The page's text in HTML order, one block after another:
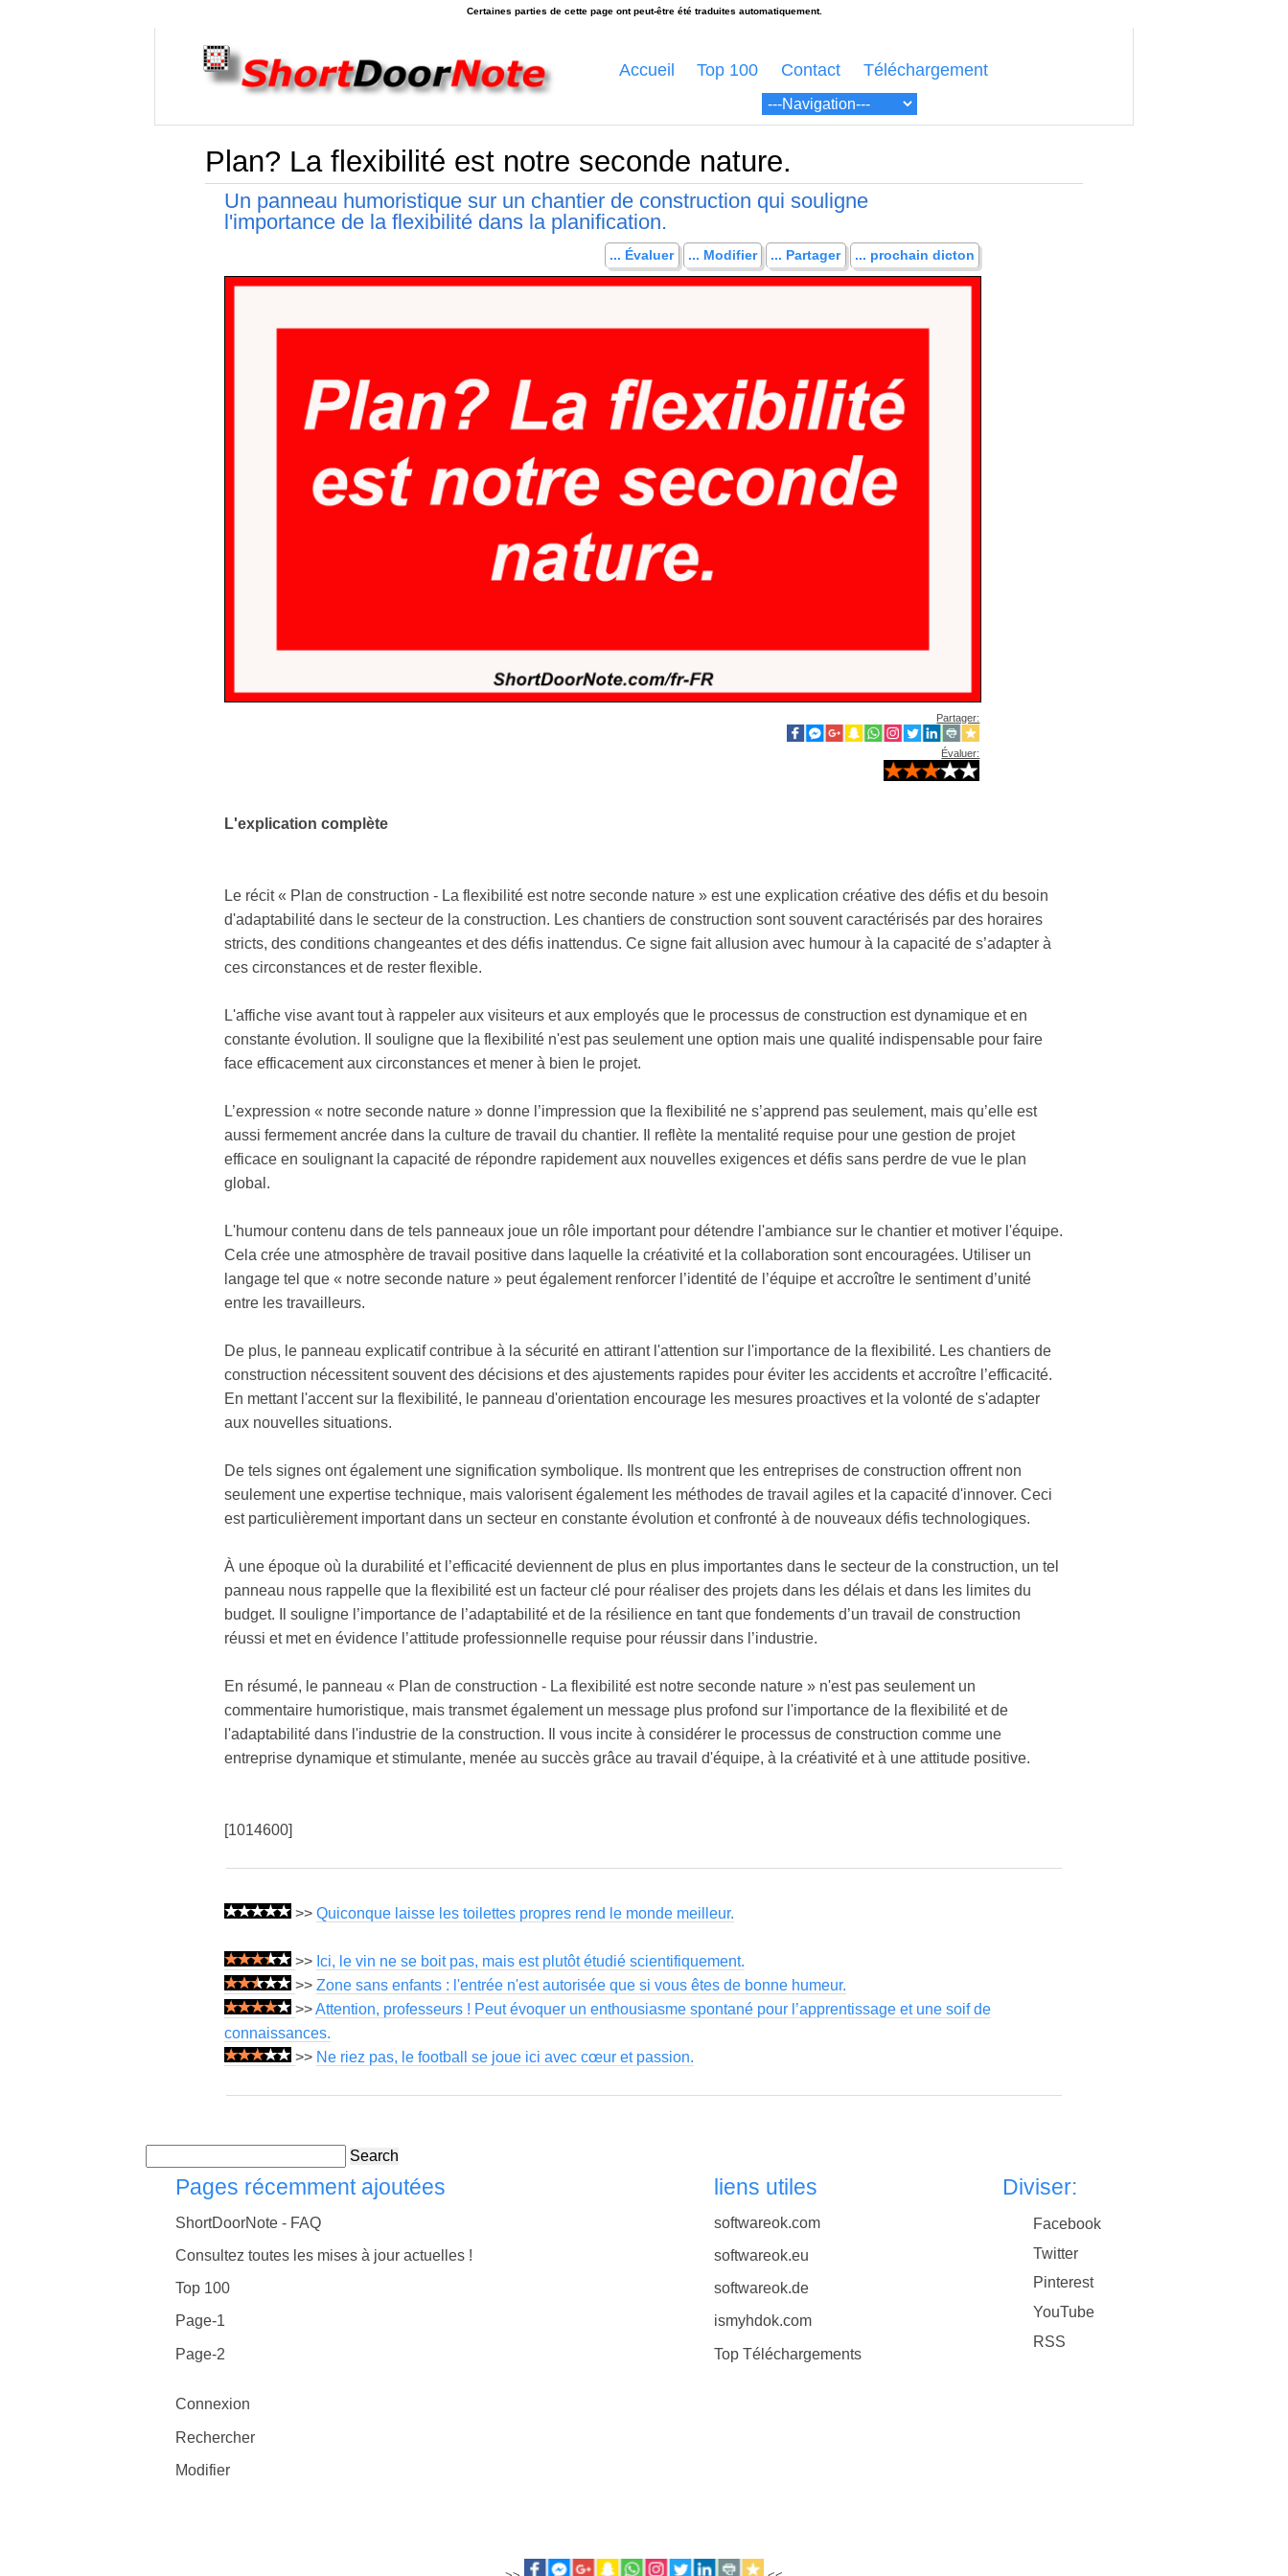
Accueil Top 100 Contact Téléchargement
Plan? La flexibilité est notre seconde nature.
Un panneau humoristique sur un chantier de construction qui souligne
l'importance de la flexibilité dans la planification.
... Évaluer ... Modifier ... Partager ... prochain dicton
Partager:
Évaluer:
L'explication complète
Le récit « Plan de construction - La flexibilité est notre seconde nature » est une explication créative des défis et du besoin
d'adaptabilité dans le secteur de la construction. Les chantiers de construction sont souvent caractérisés par des horaires
stricts, des conditions changeantes et des défis inattendus. Ce signe fait allusion avec humour à la capacité de s’adapter à
ces circonstances et de rester flexible.
L'affiche vise avant tout à rappeler aux visiteurs et aux employés que le processus de construction est dynamique et en
constante évolution. Il souligne que la flexibilité n'est pas seulement une option mais une qualité indispensable pour faire
face efficacement aux circonstances et mener à bien le projet.
L’expression « notre seconde nature » donne l’impression que la flexibilité ne s’apprend pas seulement, mais qu’elle est
aussi fermement ancrée dans la culture de travail du chantier. Il reflète la mentalité requise pour une gestion de projet
efficace en soulignant la capacité de répondre rapidement aux nouvelles exigences et défis sans perdre de vue le plan
global.
L'humour contenu dans de tels panneaux joue un rôle important pour détendre l'ambiance sur le chantier et motiver l'équipe.
Cela crée une atmosphère de travail positive dans laquelle la créativité et la collaboration sont encouragées. Utiliser un
langage tel que « notre seconde nature » peut également renforcer l’identité de l’équipe et accroître le sentiment d’unité
entre les travailleurs.
De plus, le panneau explicatif contribue à la sécurité en attirant l'attention sur l'importance de la flexibilité. Les chantiers de
construction nécessitent souvent des décisions et des ajustements rapides pour éviter les accidents et accroître l’efficacité.
En mettant l'accent sur la flexibilité, le panneau d'orientation encourage les mesures proactives et la volonté de s'adapter
aux nouvelles situations.
De tels signes ont également une signification symbolique. Ils montrent que les entreprises de construction offrent non
seulement une expertise technique, mais valorisent également les méthodes de travail agiles et la capacité d'innover. Ceci
est particulièrement important dans un secteur en constante évolution et confronté à de nouveaux défis technologiques.
À une époque où la durabilité et l’efficacité deviennent de plus en plus importantes dans le secteur de la construction, un tel
panneau nous rappelle que la flexibilité est un facteur clé pour réaliser des projets dans les délais et dans les limites du
budget. Il souligne l’importance de l’adaptabilité et de la résilience en tant que fondements d’un travail de construction
réussi et met en évidence l’attitude professionnelle requise pour réussir dans l’industrie.
En résumé, le panneau « Plan de construction - La flexibilité est notre seconde nature » n'est pas seulement un
commentaire humoristique, mais transmet également un message plus profond sur l'importance de la flexibilité et de
l'adaptabilité dans l'industrie de la construction. Il vous incite à considérer le processus de construction comme une
entreprise dynamique et stimulante, menée au succès grâce au travail d'équipe, à la créativité et à une attitude positive.
[1014600]
>> Quiconque laisse les toilettes propres rend le monde meilleur.
>> Ici, le vin ne se boit pas, mais est plutôt étudié scientifiquement.
>> Zone sans enfants : l'entrée n'est autorisée que si vous êtes de bonne humeur.
>>Attention, professeurs ! Peut évoquer un enthousiasme spontané pour l’apprentissage et une soif de
connaissances.
>> Ne riez pas, le football se joue ici avec cœur et passion.
Search
Pages récemment ajoutées
ShortDoorNote - FAQ
Consultez toutes les mises à jour actuelles !
Top 100
Page-1
Page-2
Connexion
Rechercher
Modifier
liens utiles
softwareok.com
softwareok.eu
softwareok.de
ismyhdok.com
Top Téléchargements
Diviser:
Facebook
Twitter
Pinterest
YouTube
RSS